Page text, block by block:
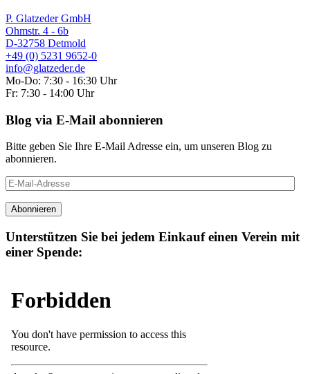
P. Glatzeder GmbH
Ohmstr. 4 - 6b
D-32758 Detmold
+49 (0) 5231 9652-0
info@glatzeder.de
Mo-Do: 7:30 - 16:30 Uhr
Fr: 7:30 - 14:00 Uhr
Blog via E-Mail abonnieren
Bitte geben Sie Ihre E-Mail Adresse ein, um unseren Blog zu
abonnieren.
E-
Mail-
Adresse
Abonnieren
Unterstützen Sie bei jedem Einkauf einen Verein mit
einer Spende: